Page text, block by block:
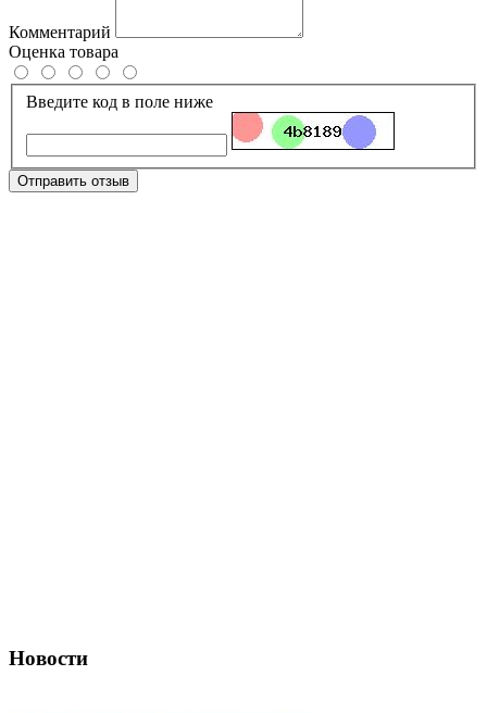
Комментарий
Оценка товара
Введите код в поле ниже
Отправить отзыв
Новости